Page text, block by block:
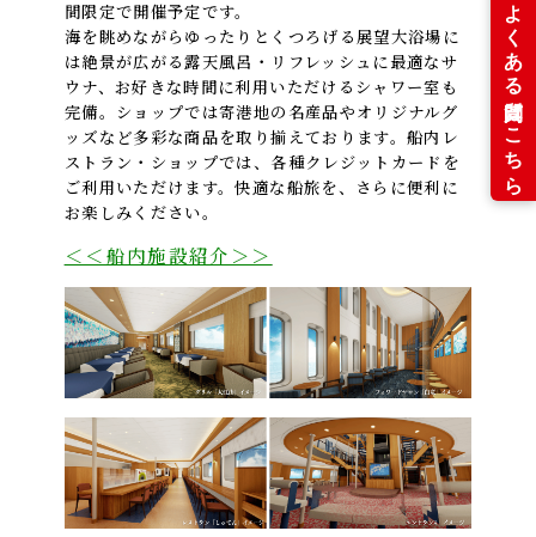
間限定で開催予定です。
海を眺めながらゆったりとくつろげる展望大浴場に
は絶景が広がる露天風呂・リフレッシュに最適なサ
ウナ、お好きな時間に利用いただけるシャワー室も
完備。ショップでは寄港地の名産品やオリジナルグ
ッズなど多彩な商品を取り揃えております。船内レ
ストラン・ショップでは、各種クレジットカードを
ご利用いただけます。快適な船旅を、さらに便利に
お楽しみください。
＜＜船内施設紹介＞＞